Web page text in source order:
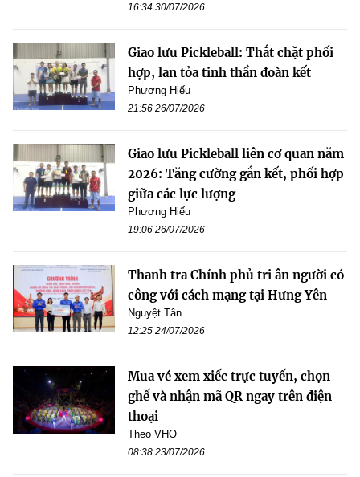
16:34 30/07/2026
Giao lưu Pickleball: Thắt chặt phối
hợp, lan tỏa tinh thần đoàn kết
Phương Hiếu
21:56 26/07/2026
Giao lưu Pickleball liên cơ quan năm
2026: Tăng cường gắn kết, phối hợp
giữa các lực lượng
Phương Hiếu
19:06 26/07/2026
Thanh tra Chính phủ tri ân người có
công với cách mạng tại Hưng Yên
Nguyệt Tân
12:25 24/07/2026
Mua vé xem xiếc trực tuyến, chọn
ghế và nhận mã QR ngay trên điện
thoại
Theo VHO
08:38 23/07/2026